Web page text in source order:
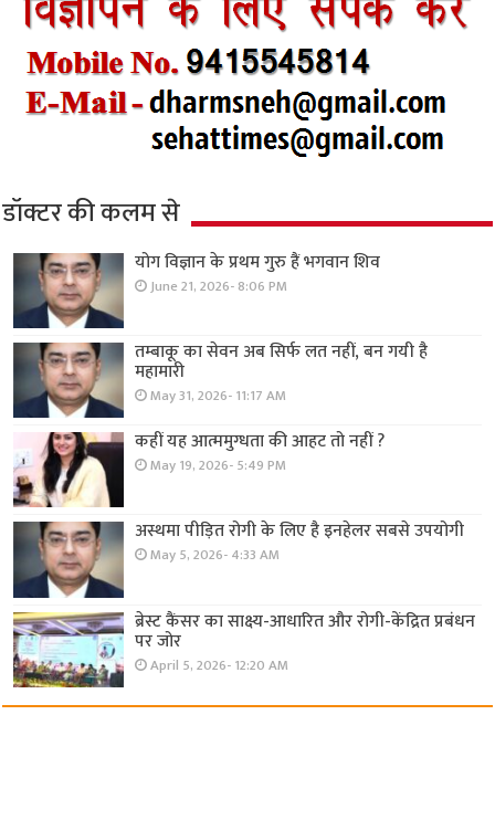
डॉक्टर की कलम से
योग विज्ञान के प्रथम गुरु हैं भगवान शिव
June 21, 2026- 8:06 PM
तम्बाकू का सेवन अब सिर्फ लत नहीं, बन गयी है
महामारी
May 31, 2026- 11:17 AM
कहीं यह आत्ममुग्धता की आहट तो नहीं ?
May 19, 2026- 5:49 PM
अस्थमा पीड़ित रोगी के लिए है इनहेलर सबसे उपयोगी
May 5, 2026- 4:33 AM
ब्रेस्ट कैंसर का साक्ष्य-आधारित और रोगी-केंद्रित प्रबंधन
पर जोर
April 5, 2026- 12:20 AM